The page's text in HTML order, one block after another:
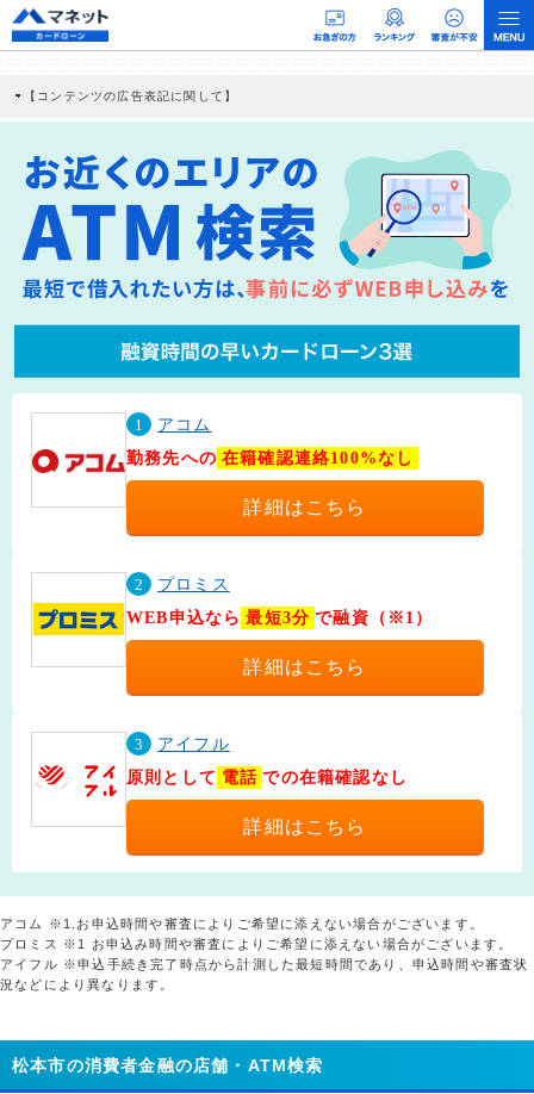
【コンテンツの広告表記に関して】
社に対して企業から紹介報酬が支払われるという収益モデルです。 ただし、特定の
商品を根拠なくPRするものではなく、当編集部の調査／ユーザーへの口コミ収集な
どに基づき、公平性を担保した情報提供を行っています。
>提携企業一覧
1
アコム
勤務先への 在籍確認連絡100%なし
詳細はこちら
2
プロミス
WEB申込なら 最短3分 で融資（※1）
詳細はこちら
3
アイフル
原則として 電話 での在籍確認なし
詳細はこちら
アコム ※1.お申込時間や審査によりご希望に添えない場合がございます。
プロミス ※1 お申込み時間や審査によりご希望に添えない場合がございます。
アイフル ※申込手続き完了時点から計測した最短時間であり、申込時間や審査状
況などにより異なります。
松本市の消費者金融の店舗・ATM検索